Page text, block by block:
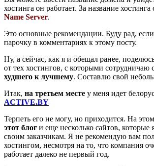
хостинга он работает. За название хостинга
Name Server.
Это основные рекомендации. Буду рад,
парочку в комментариях к этому посту.
Ну, а сейчас, как я и обещал ранее,
от тех хостингов, с которыми сотрудничаю
худшего к лучшему. Составлю свой
Итак, на третьем месте у меня идет
ACTIVE.BY
Терпеть его не могу, но приходится. На
этот блог и еще несколько сайтов, которые
своим заказчикам. Я не рекомендую вам
хостингом, несмотря на то, что компания
работает далеко не первый год.